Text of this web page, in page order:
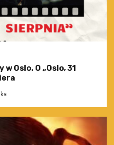
Oslo. O „Oslo, 31